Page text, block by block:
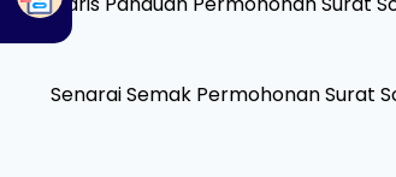
Senarai Semak Permohonan Surat